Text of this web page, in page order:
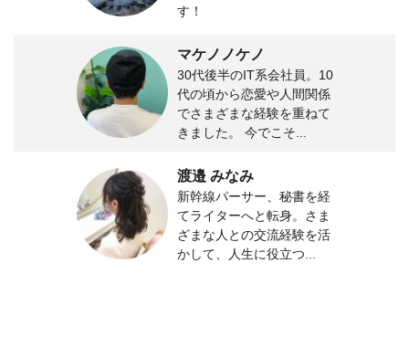
す！
マケノノケノ
30代後半のIT系会社員。10
代の頃から恋愛や人間関係
でさまざまな経験を重ねて
きました。 今でこそ...
渡邉 みなみ
新幹線パーサー、秘書を経
てライターへと転身。さま
ざまな人との交流経験を活
かして、人生に役立つ...